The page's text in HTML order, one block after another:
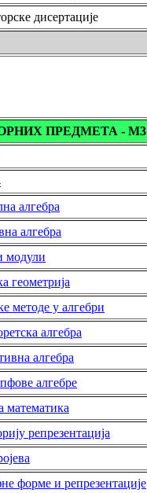
дисертације
ПРЕДМЕТА - М3
алгебра
алгебра
модули
геометрија
методе у алгебри
алгебра
алгебра
алгебре
математика
репрезентација
форме и репрезентације